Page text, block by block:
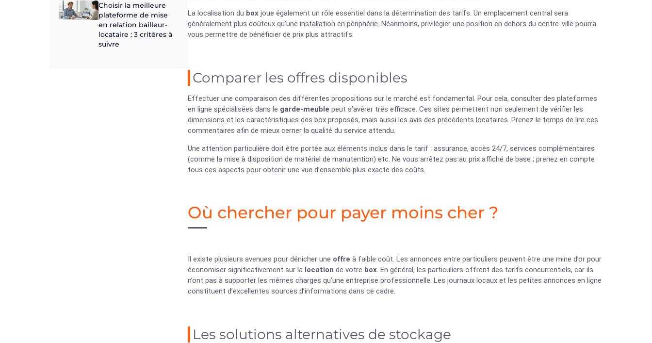
Choisir la meilleure
plateforme de mise
en relation bailleur-
locataire : 3 critères à
suivre
La localisation du box joue également un rôle essentiel dans la détermination des tarifs. Un emplacement central sera
généralement plus coûteux qu’une installation en périphérie. Néanmoins, privilégier une position en dehors du centre-ville pourra
vous permettre de bénéficier de prix plus attractifs.
Comparer les offres disponibles
Effectuer une comparaison des différentes propositions sur le marché est fondamental. Pour cela, consulter des plateformes
en ligne spécialisées dans le garde-meuble peut s’avérer très efficace. Ces sites permettent non seulement de vérifier les
dimensions et les caractéristiques des box proposés, mais aussi les avis des précédents locataires. Prenez le temps de lire ces
commentaires afin de mieux cerner la qualité du service attendu.
Une attention particulière doit être portée aux éléments inclus dans le tarif : assurance, accès 24/7, services complémentaires
(comme la mise à disposition de matériel de manutention) etc. Ne vous arrêtez pas au prix affiché de base ; prenez en compte
tous ces aspects pour obtenir une vue d’ensemble plus exacte des coûts.
Où chercher pour payer moins cher ?
Il existe plusieurs avenues pour dénicher une offre à faible coût. Les annonces entre particuliers peuvent être une mine d’or pour
économiser significativement sur la location de votre box. En général, les particuliers offrent des tarifs concurrentiels, car ils
n’ont pas à supporter les mêmes charges qu’une entreprise professionnelle. Les journaux locaux et les petites annonces en ligne
constituent d’excellentes sources d’informations dans ce cadre.
Les solutions alternatives de stockage